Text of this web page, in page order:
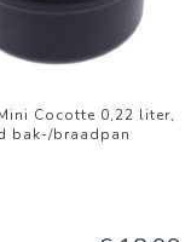
Cocotte 0,22 liter,
bak-/braadpan